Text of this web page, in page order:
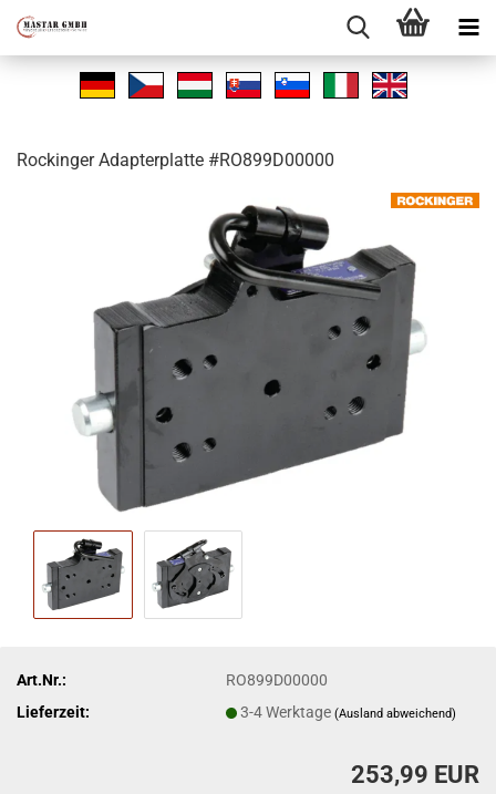
Ro­ck­in­ger Ad­ap­ter­plat­te #RO899D00000
Art.Nr.:
RO899D00000
Lieferzeit:
3-4 Werktage(Ausland abweichend)
253,99 EUR